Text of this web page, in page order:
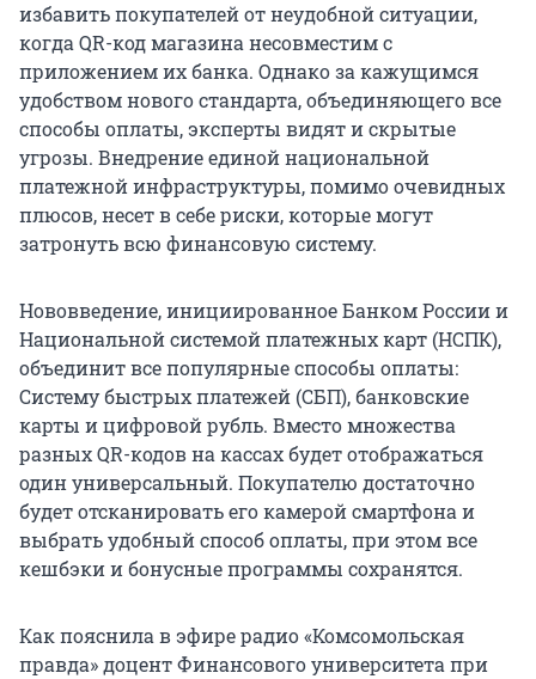
избавить покупателей от неудобной ситуации,
когда QR-код магазина несовместим с
приложением их банка. Однако за кажущимся
удобством нового стандарта, объединяющего все
способы оплаты, эксперты видят и скрытые
угрозы. Внедрение единой национальной
платежной инфраструктуры, помимо очевидных
плюсов, несет в себе риски, которые могут
затронуть всю финансовую систему.
Нововведение, инициированное Банком России и
Национальной системой платежных карт (НСПК),
объединит все популярные способы оплаты:
Систему быстрых платежей (СБП), банковские
карты и цифровой рубль. Вместо множества
разных QR-кодов на кассах будет отображаться
один универсальный. Покупателю достаточно
будет отсканировать его камерой смартфона и
выбрать удобный способ оплаты, при этом все
кешбэки и бонусные программы сохранятся.
Как пояснила в эфире радио «Комсомольская
правда» доцент Финансового университета при